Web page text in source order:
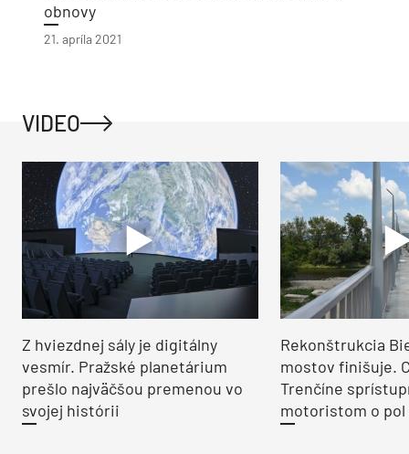
obnovy
21. apríla 2021
VIDEO
Z hviezdnej sály je digitálny
vesmír. Pražské planetárium
prešlo najväčšou premenou vo
svojej histórii
Rekonštrukcia
mostov finišuje.
Trenčíne
motoristom o pol